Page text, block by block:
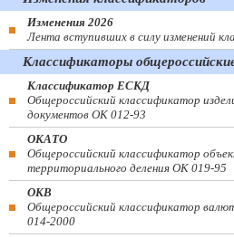
Изменения 2026
Лента вступивших в силу изменений
Классификаторы
Классификатор ЕСКД
Общероссийский классификатор
документов ОК 012-93
ОКАТО
Общероссийский классификатор
территориального деления ОК 019-95
ОКВ
Общероссийский классификатор
014-2000